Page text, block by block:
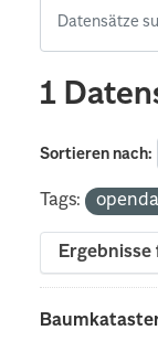
1
Sortieren nach
Tags: